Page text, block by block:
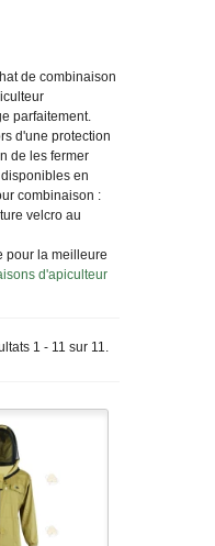
de combinaison
parfaitement.
d'une protection
de les fermer
en
combinaison :
velcro au
pour la meilleure
d'apiculteur
1 - 11 sur 11.